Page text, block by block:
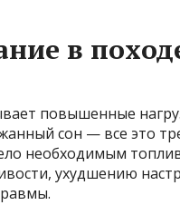
в
повышенные
сон — все это
необходимым
ухудшению